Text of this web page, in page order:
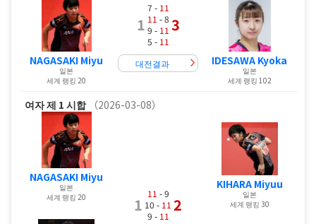
NAGASAKI Miyu
일본
세계 랭킹 20
1
7 - 11
11 - 8
9 - 11
5 - 11
3
대전결과 IDESAWA Kyoka
일본
세계 랭킹 102
여자제 1 시합 （2026-03-08）
NAGASAKI Miyu
일본
세계 랭킹 20
1
11 - 9
10 - 11
9 - 11
2
KIHARA Miyuu
일본
세계 랭킹 30